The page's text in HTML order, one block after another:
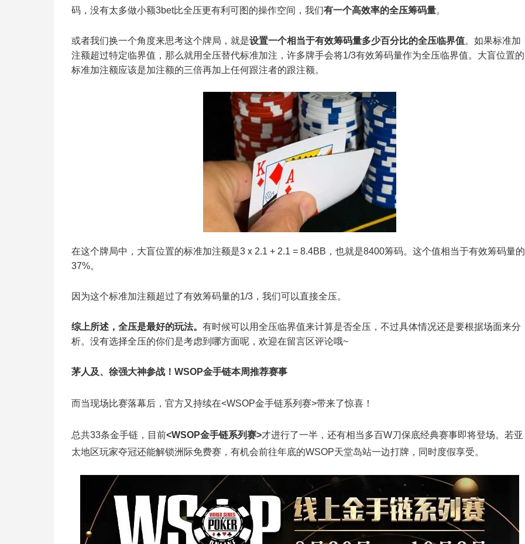
码，没有太多做小额3bet比全压更有利可图的操作空间，我们有一个高效率的全压筹码量。
或者我们换一个角度来思考这个牌局，就是设置一个相当于有效筹码量多少百分比的全压临界值。如果标准加
注额超过特定临界值，那么就用全压替代标准加注，许多牌手会将1/3有效筹码量作为全压临界值。大盲位置的
标准加注额应该是加注额的三倍再加上任何跟注者的跟注额。
在这个牌局中，大盲位置的标准加注额是3 x 2.1 + 2.1 = 8.4BB，也就是8400筹码。这个值相当于有效筹码量的
37%。
因为这个标准加注额超过了有效筹码量的1/3，我们可以直接全压。
综上所述，全压是最好的玩法。 有时候可以用全压临界值来计算是否全压，不过具体情况还是要根据场面来分
析。没有选择全压的你们是考虑到哪方面呢，欢迎在留言区评论哦~
茅人及、徐强大神参战！WSOP金手链本周推荐赛事
而当现场比赛落幕后，官方又持续在<WSOP金手链系列赛>带来了惊喜！
总共33条金手链，目前<WSOP金手链系列赛>才进行了一半，还有相当多百W刀保底经典赛事即将登场。若亚
太地区玩家夺冠还能解锁洲际免费赛，有机会前往年底的WSOP天堂岛站一边打牌，同时度假享受。